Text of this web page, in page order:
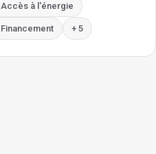
Accès à l'énergie
Financement + 5